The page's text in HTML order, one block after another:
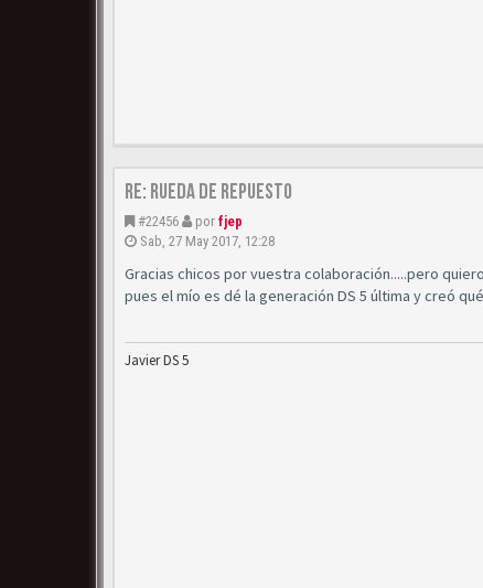
Re: Rueda de repuesto
#22456 por fjep
Sab, 27 May 2017, 12:28
Gracias chicos por vuestra colaboración.....pero
pues el mío es dé la generación DS 5 última y creó
Javier DS 5